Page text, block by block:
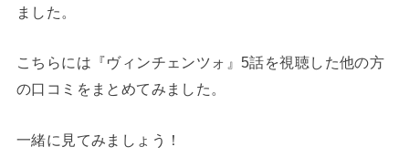
ました。
こちらには『ヴィンチェンツォ』5話を視聴した他の方
の口コミをまとめてみました。
一緒に見てみましょう！